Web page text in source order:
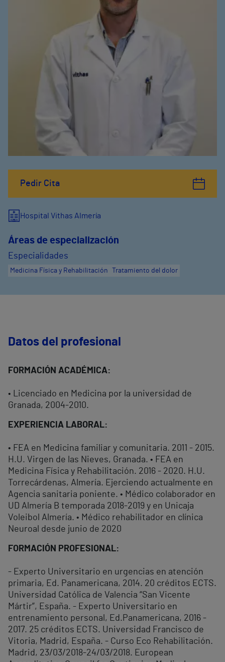
Pedir Cita
Hospital Vithas Almería
Áreas de especialización
Especialidades
Medicina Física y Rehabilitación Tratamiento del dolor
Datos del profesional
FORMACIÓN ACADÉMICA:
• Licenciado en Medicina por la universidad de
Granada, 2004-2010.
EXPERIENCIA LABORAL:
• FEA en Medicina familiar y comunitaria. 2011 - 2015.
H.U. Virgen de las Nieves, Granada. • FEA en
Medicina Física y Rehabilitación. 2016 - 2020. H.U.
Torrecárdenas, Almería. Ejerciendo actualmente en
Agencia sanitaria poniente. • Médico colaborador en
UD Almería B temporada 2018-2019 y en Unicaja
Voleibol Almería. • Médico rehabilitador en clínica
Neuroal desde junio de 2020
FORMACIÓN PROFESIONAL:
- Experto Universitario en urgencias en atención
primaria, Ed. Panamericana, 2014. 20 créditos ECTS.
Universidad Católica de Valencia “San Vicente
Mártir”, España. - Experto Universitario en
entrenamiento personal, Ed.Panamericana, 2016 -
2017. 25 créditos ECTS. Universidad Francisco de
Vitoria, Madrid, España. - Curso Eco Rehabilitación.
Madrid, 23/03/2018-24/03/2018. European